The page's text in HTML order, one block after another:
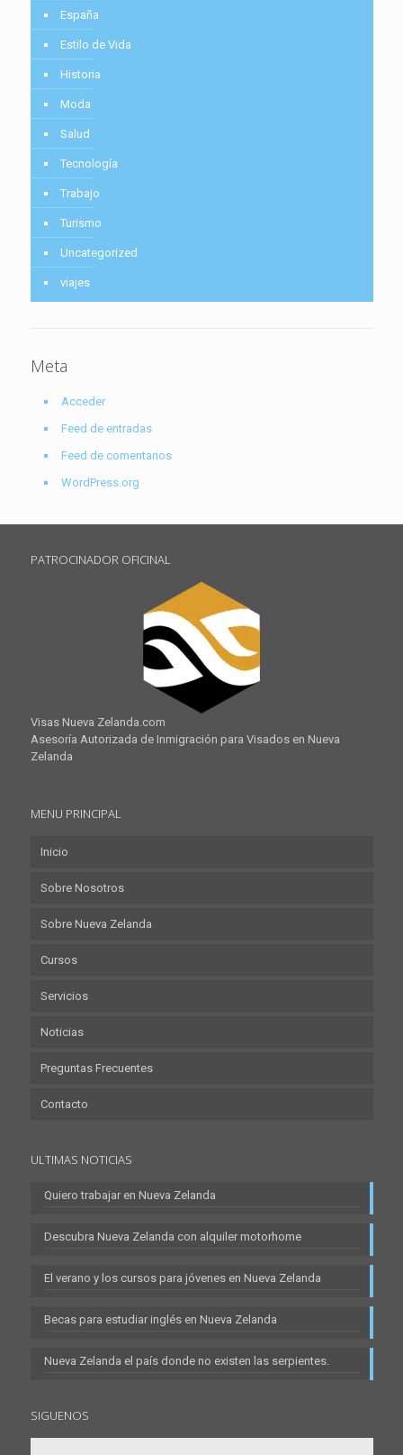
España
Estilo de Vida
Historia
Moda
Salud
Tecnología
Trabajo
Turismo
Uncategorized
viajes
Meta
Acceder
Feed de entradas
Feed de comentarios
WordPress.org
PATROCINADOR OFICINAL
Visas Nueva Zelanda.com
Asesoría Autorizada de Inmigración para Visados en Nueva
Zelanda
MENU PRINCIPAL
Inicio
Sobre Nosotros
Sobre Nueva Zelanda
Cursos
Servicios
Noticias
Preguntas Frecuentes
Contacto
ULTIMAS NOTICIAS
Quiero trabajar en Nueva Zelanda
Descubra Nueva Zelanda con alquiler motorhome
El verano y los cursos para jóvenes en Nueva Zelanda
Becas para estudiar inglés en Nueva Zelanda
Nueva Zelanda el país donde no existen las serpientes.
SIGUENOS